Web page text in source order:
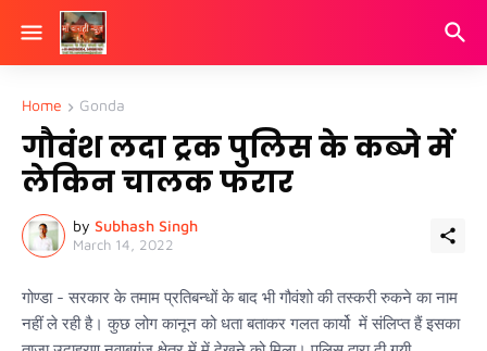
Home Gonda
गौवंश लदा ट्रक पुलिस के कब्जे में
लेकिन चालक फरार
by Subhash Singh
March 14, 2022
गोण्डा - सरकार के तमाम प्रतिबन्धों के बाद भी गौवंशो की तस्करी रुकने का नाम
नहीं ले रही है। कुछ लोग कानून को धता बताकर गलत कार्यो में संलिप्त हैं इसका